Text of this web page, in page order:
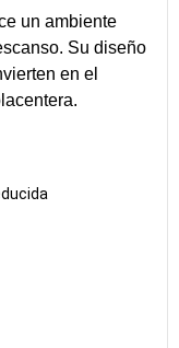
un ambiente
Su diseño
en el